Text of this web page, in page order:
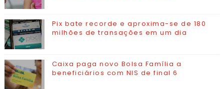
Pix bate recorde e aproxima-se de 180
milhões de transações em um dia
Caixa paga novo Bolsa Família a
beneficiários com NIS de final 6